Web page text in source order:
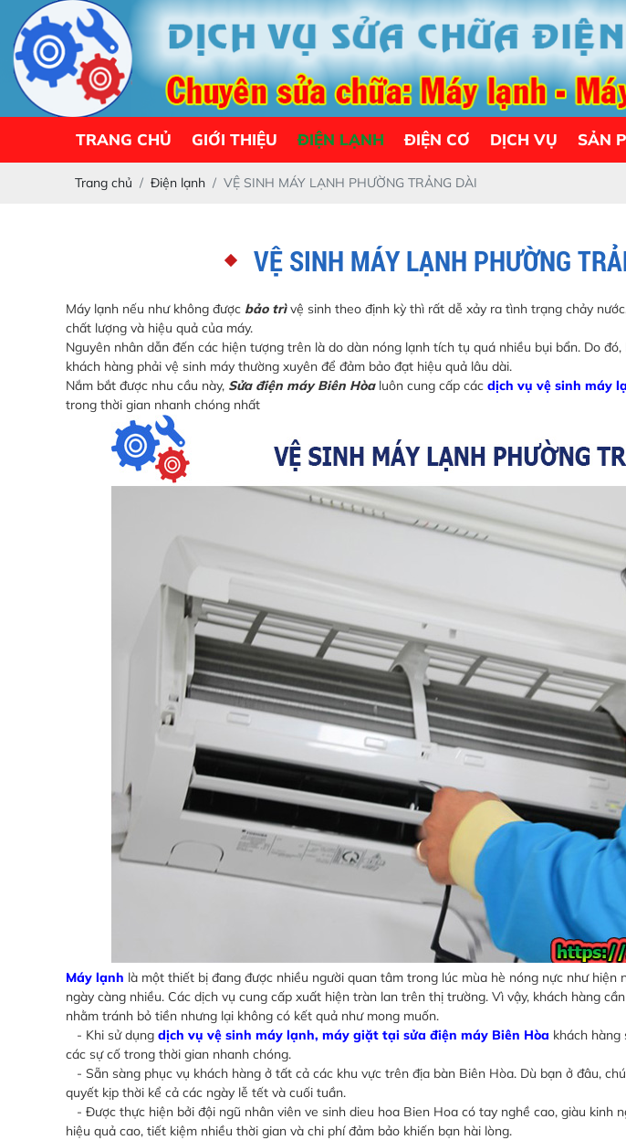
TRANG CHỦ GIỚI THIỆU ĐIỆN LẠNH ĐIỆN CƠ DỊCH VỤ SẢN
Trang chủ Điện lạnh VỆ SINH MÁY LẠNH PHƯỜNG TRẢNG DÀI
VỆ SINH MÁY LẠNH PHƯỜNG
Máy lạnh nếu như không được bảo trìvệ sinh theo định kỳ thì rất dễ xảy ra tình trạng chảy
chất lượng và hiệu quả của máy.
Nguyên nhân dẫn đến các hiện tượng trên là do dàn nóng lạnh tích tụ quá nhiều bụi bẩn. Do
khách hàng phải vệ sinh máy thường xuyên để đảm bảo đạt hiệu quả lâu dài.
Nắm bắt được nhu cầu này, Sửa điện máy Biên Hòaluôn cung cấp các dịch vụ vệ sinh máy
trong thời gian nhanh chóng nhất
Máy lạnh là một thiết bị đang được nhiều người quan tâm trong lúc mùa hè nóng nực như hiện
ngày càng nhiều. Các dịch vụ cung cấp xuất hiện tràn lan trên thị trường. Vì vậy, khách hàng
nhằm tránh bỏ tiền nhưng lại không có kết quả như mong muốn.
- Khi sử dụng dịch vụ vệ sinh máy lạnh, máy giặt tại sửa điện máy Biên Hòa khách hàng
các sự cố trong thời gian nhanh chóng.
- Sẵn sàng phục vụ khách hàng ở tất cả các khu vực trên địa bàn Biên Hòa. Dù bạn ở đâu,
quyết kịp thời kể cả các ngày lễ tết và cuối tuần.
- Được thực hiện bởi đội ngũ nhân viên ve sinh dieu hoa Bien Hoa có tay nghề cao, giàu kinh
hiệu quả cao, tiết kiệm nhiều thời gian và chi phí đảm bảo khiến bạn hài lòng.